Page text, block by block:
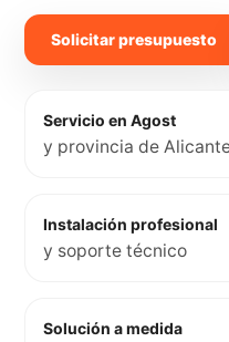
Solicitar presupuesto
Servicio en Agost
y provincia de
Instalación profesional
y soporte técnico
Solución a medida